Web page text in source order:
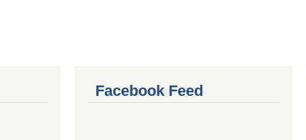
Facebook Feed